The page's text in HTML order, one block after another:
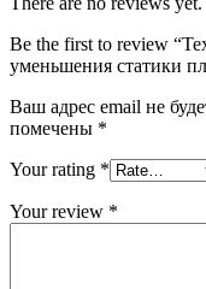
Be the first to review
уменьшения статики
Ваш адрес email не
помечены *
Your rating *
Your review *